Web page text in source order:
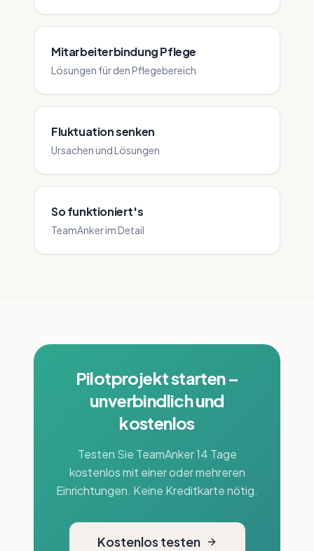
Mitarbeiterbindung Pflege
Lösungen für den Pflegebereich
Fluktuation senken
Ursachen und Lösungen
So funktioniert's
TeamAnker im Detail
Pilotprojekt starten –
unverbindlich und
kostenlos
Testen Sie TeamAnker 14 Tage
kostenlos mit einer oder mehreren
Einrichtungen. Keine Kreditkarte nötig.
Kostenlos testen